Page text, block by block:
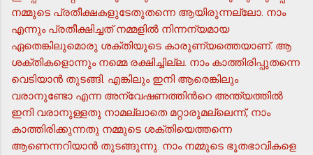
നമ്മുടെ പ്രതീക്ഷകളുടേതുതന്നെ ആയിരുന്നല്ലോ. നാം
എന്നും പ്രതീക്ഷിച്ചത് നമ്മളില്‍ നിന്നന്യമായ
ഏതെങ്കിലുമൊരു ശക്തിയുടെ കാരുണ്യത്തെയാണ്. ആ
ശക്തികളൊന്നും നമ്മെ രക്ഷിച്ചില്ല. നാം കാത്തിരിപ്പുതന്നെ
വെടിയാന്‍ തുടങ്ങി. എങ്കിലും ഇനി ആരെങ്കിലും
വരാനുണ്ടോ എന്ന അന്വേഷണത്തിന്‍റെ അന്ത്യത്തില്‍
ഇനി വരാനുള്ളതു നാമല്ലാതെ മറ്റാരുമല്ലെന്ന്, നാം
കാത്തിരിക്കുന്നതു നമ്മുടെ ശക്തിയെത്തന്നെ
ആണെന്നറിയാന്‍ തുടങ്ങുന്നു. നാം നമ്മുടെ ഭൂതഭാവികളെ